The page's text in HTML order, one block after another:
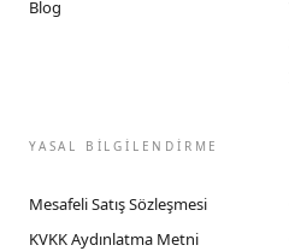
Blog
YASAL BİLGİLENDİRME
Mesafeli Satış Sözleşmesi
KVKK Aydınlatma Metni